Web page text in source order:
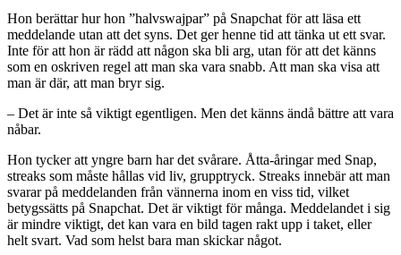
Hon berättar hur hon ”halvswajpar” på Snapchat för att läsa ett
meddelande utan att det syns. Det ger henne tid att tänka ut ett svar.
Inte för att hon är rädd att någon ska bli arg, utan för att det känns
som en oskriven regel att man ska vara snabb. Att man ska visa att
man är där, att man bryr sig.
– Det är inte så viktigt egentligen. Men det känns ändå bättre att vara
nåbar.
Hon tycker att yngre barn har det svårare. Åtta-åringar med Snap,
streaks som måste hållas vid liv, grupptryck. Streaks innebär att man
svarar på meddelanden från vännerna inom en viss tid, vilket
betygssätts på Snapchat. Det är viktigt för många. Meddelandet i sig
är mindre viktigt, det kan vara en bild tagen rakt upp i taket, eller
helt svart. Vad som helst bara man skickar något.